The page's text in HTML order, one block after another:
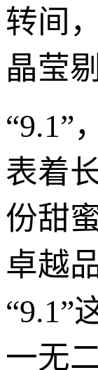
转间
晶莹
“9.1”
表着
份甜
卓越
“9.1”
一无二